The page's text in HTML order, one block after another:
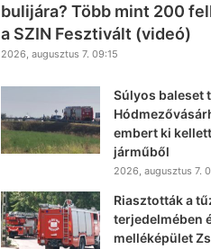
bulijára? Több mint 200
a SZIN Fesztivált (videó)
2026, augusztus 7. 09:15
Súlyos baleset
embert ki
járműből
2026, augusztus 7.
Riasztották a
terjedelmében
melléképület